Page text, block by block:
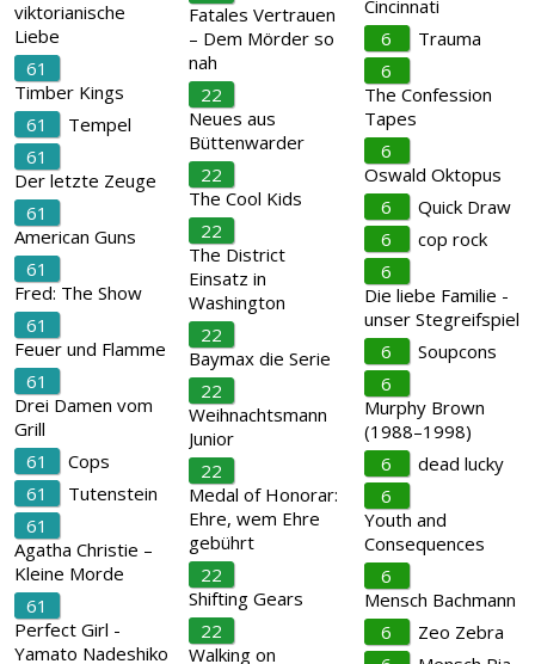
viktorianische
Liebe
61
Timber Kings
61
Tempel
61
Der letzte Zeuge
61
American Guns
61
Fred: The Show
61
Feuer und Flamme
61
Drei Damen vom
Grill
61
Cops
61
Tutenstein
61
Agatha Christie –
Kleine Morde
61
Perfect Girl -
Yamato Nadeshiko
Fatales Vertrauen
– Dem Mörder so
nah
22
Neues aus
Büttenwarder
22
The Cool Kids
22
The District
Einsatz in
Washington
22
Baymax die Serie
22
Weihnachtsmann
Junior
22
Medal of Honorar:
Ehre, wem Ehre
gebührt
22
Shifting Gears
22
Walking on
Cincinnati
6
Trauma
6
The Confession
Tapes
6
Oswald Oktopus
6
Quick Draw
6
cop rock
6
Die liebe Familie -
unser Stegreifspiel
6
Soupcons
6
Murphy Brown
(1988–1998)
6
dead lucky
6
Youth and
Consequences
6
Mensch Bachmann
6
Zeo Zebra